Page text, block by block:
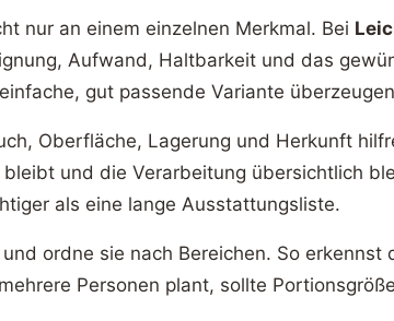
nur an einem einzelnen Merkmal. Bei
Aufwand, Haltbarkeit und das
gut passende Variante
Oberfläche, Lagerung und Herkunft
und die Verarbeitung übersichtlich
als eine lange Ausstattungsliste.
ordne sie nach Bereichen. So
Personen plant, sollte